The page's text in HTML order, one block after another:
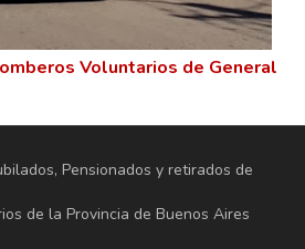
Voluntarios de General
Pensionados y retirados de
de la Provincia de Buenos Aires